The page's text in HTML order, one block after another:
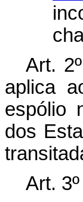
Art.
aplica
espólio
dos
Art.